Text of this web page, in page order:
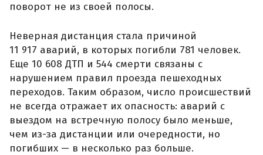
поворот не из своей полосы.
Неверная дистанция стала причиной
11 917 аварий, в которых погибли 781 человек.
Еще 10 608 ДТП и 544 смерти связаны с
нарушением правил проезда пешеходных
переходов. Таким образом, число происшествий
не всегда отражает их опасность: аварий с
выездом на встречную полосу было меньше,
чем из-за дистанции или очередности, но
погибших — в несколько раз больше.